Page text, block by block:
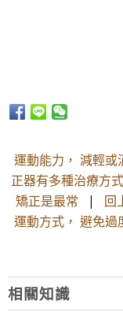
運動能力， 減輕
正器有多種治療方
矯正是最常 | 回
運動方式， 避免
相關知識